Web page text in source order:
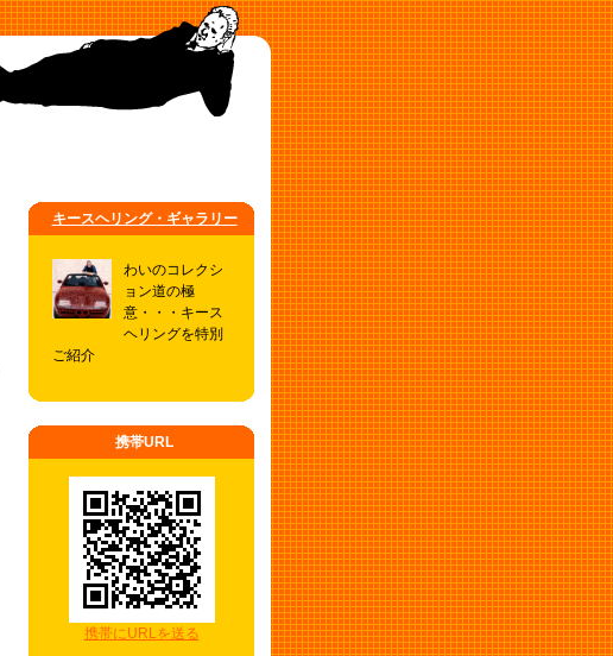
キースヘリング・ギャラリー
わいのコレクシ
ョン道の極
意・・・キース
ヘリングを特別
ご紹介
携帯URL
携帯にURLを送る